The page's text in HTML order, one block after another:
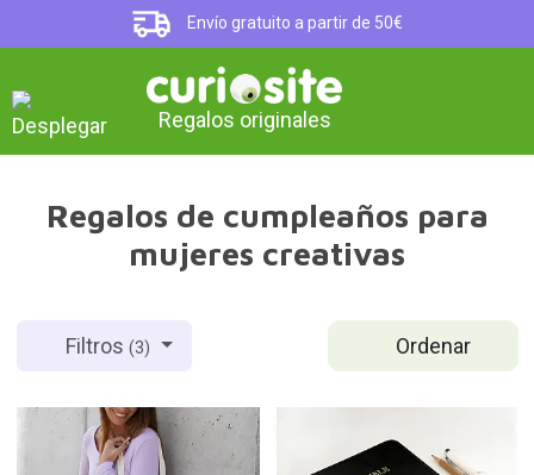
Envío gratuito a partir de 50€
Regalos originales
Regalos de cumpleaños para
mujeres creativas
Ordenar
Filtros(3)